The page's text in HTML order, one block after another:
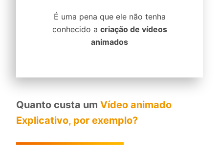
É uma pena que ele não tenha
conhecido a criação de vídeos
animados
Quanto custa um Vídeo animado
Explicativo, por exemplo?